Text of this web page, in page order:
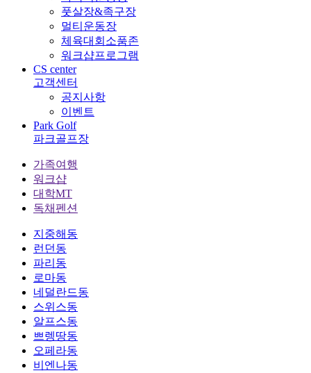
풋살장&족구장
멀티운동장
체육대회소품존
워크샵프로그램
CS center
고객센터
공지사항
이벤트
Park Golf
파크골프장
가족여행
워크샵
대학MT
독채펜션
지중해동
런던동
파리동
로마동
네덜란드동
스위스동
알프스동
쁘렝땅동
오페라동
비엔나동